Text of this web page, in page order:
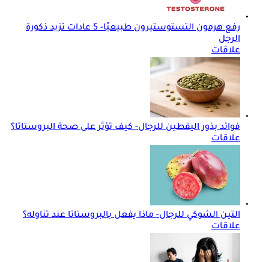
رفع هرمون التستوستيرون طبيعيًا- 5 عادات تزيد ذكورة
الرجل
علاقات
فوائد بذور اليقطين للرجال- كيف تؤثر على صحة البروستاتا؟
علاقات
التين الشوكي للرجال- ماذا يفعل بالبروستاتا عند تناوله؟
علاقات